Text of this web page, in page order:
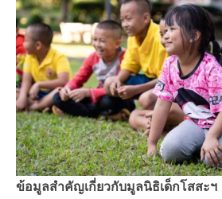
ข้อมูลสำคัญเกี่ยวกับมูลนิธิเด็กโสสะฯ